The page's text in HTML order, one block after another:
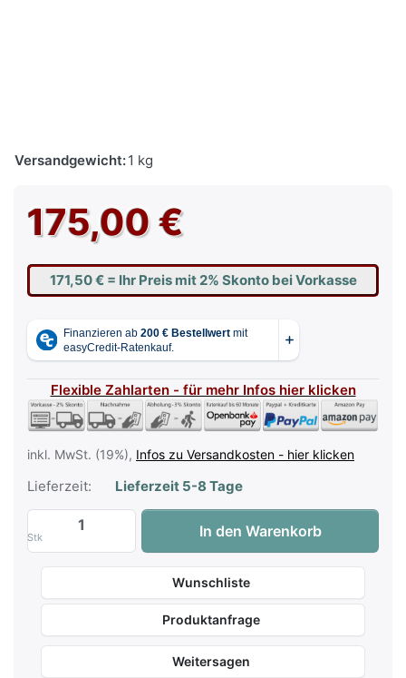
Versandgewicht:1 kg
175,00 €
171,50 € = Ihr Preis mit 2% Skonto bei Vorkasse
Flexible Zahlarten - für mehr Infos hier klicken
inkl. MwSt. (19%), Infos zu Versandkosten - hier klicken
Lieferzeit: Lieferzeit 5-8 Tage
Stk
Fostex T-50RP MKIII -
In den Warenkorb
Wunschliste
Produktanfrage
Weitersagen